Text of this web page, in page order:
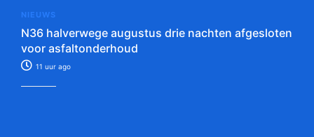
NIEUWS
N36 halverwege augustus drie nachten afgesloten
voor asfaltonderhoud
11 uur ago